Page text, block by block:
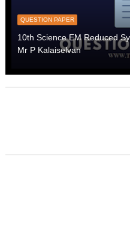
QUESTION PAPER
10th Science EM Reduced
Mr P Kalaiselvan